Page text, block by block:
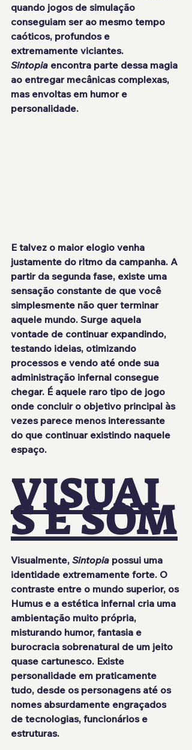
quando jogos de simulação
conseguiam ser ao mesmo tempo
caóticos, profundos e
extremamente viciantes.
Sintopia encontra parte dessa magia
ao entregar mecânicas complexas,
mas envoltas em humor e
personalidade.
E talvez o maior elogio venha
justamente do ritmo da campanha. A
partir da segunda fase, existe uma
sensação constante de que você
simplesmente não quer terminar
aquele mundo. Surge aquela
vontade de continuar expandindo,
testando ideias, otimizando
processos e vendo até onde sua
administração infernal consegue
chegar. É aquele raro tipo de jogo
onde concluir o objetivo principal às
vezes parece menos interessante
do que continuar existindo naquele
espaço.
VISUAI
S E SOM
Visualmente, Sintopia possui uma
identidade extremamente forte. O
contraste entre o mundo superior, os
Humus e a estética infernal cria uma
ambientação muito própria,
misturando humor, fantasia e
burocracia sobrenatural de um jeito
quase cartunesco. Existe
personalidade em praticamente
tudo, desde os personagens até os
nomes absurdamente engraçados
de tecnologias, funcionários e
estruturas.